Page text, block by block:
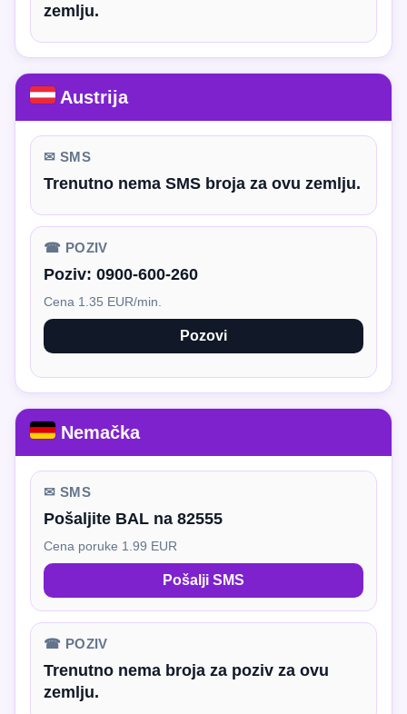
zemlju.
Austrija
✉ SMS
Trenutno nema SMS broja za ovu zemlju.
☎ POZIV
Poziv: 0900-600-260
Cena 1.35 EUR/min.
Pozovi
Nemačka
✉ SMS
Pošaljite BAL na 82555
Cena poruke 1.99 EUR
Pošalji SMS
☎ POZIV
Trenutno nema broja za poziv za ovu
zemlju.